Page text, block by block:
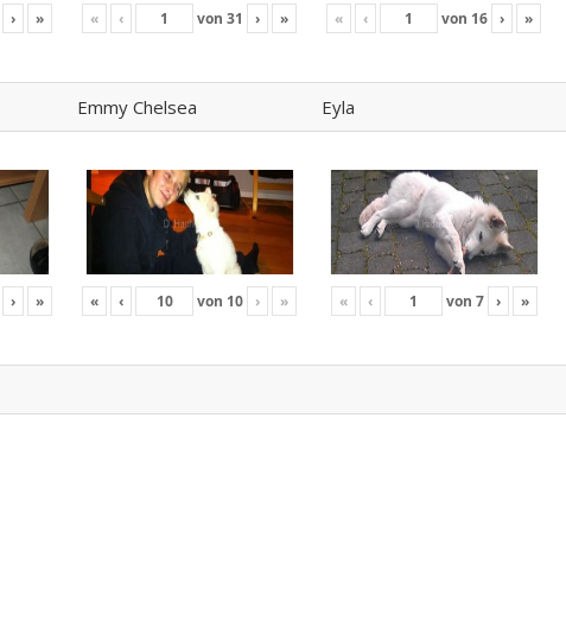
› » « ‹ von31 › » « ‹ von 16 › »
Emmy Chelsea Eyla
› » « ‹ von 10 › » « ‹ von 7 › »